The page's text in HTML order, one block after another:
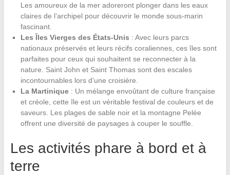
Les amoureux de la mer adoreront plonger dans les eaux
claires de l’archipel pour découvrir le monde sous-marin
fascinant.
Les Îles Vierges des États-Unis : Avec leurs parcs
nationaux préservés et leurs récifs coraliennes, ces îles sont
parfaites pour ceux qui souhaitent se reconnecter à la
nature. Saint John et Saint Thomas sont des escales
incontournables lors d’une croisière.
La Martinique: Un mélange envoûtant de culture française
et créole, cette île est un véritable festival de couleurs et de
saveurs. Les plages de sable noir et la montagne Pelée
offrent une diversité de paysages à couper le souffle.
Les activités phare à bord et à
terre